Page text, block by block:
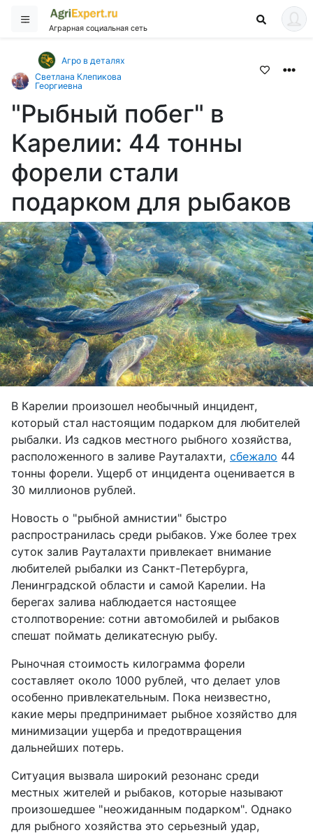
Аграрная социальная сеть
Агро в деталях
Светлана Клепикова
Георгиевна
"Рыбный побег" в
Карелии: 44 тонны
форели стали
подарком для рыбаков
В Карелии произошел необычный инцидент,
который стал настоящим подарком для любителей
рыбалки. Из садков местного рыбного хозяйства,
расположенного в заливе Рауталахти, сбежало 44
тонны форели. Ущерб от инцидента оценивается в
30 миллионов рублей.
Новость о "рыбной амнистии" быстро
распространилась среди рыбаков. Уже более трех
суток залив Рауталахти привлекает внимание
любителей рыбалки из Санкт-Петербурга,
Ленинградской области и самой Карелии. На
берегах залива наблюдается настоящее
столпотворение: сотни автомобилей и рыбаков
спешат поймать деликатесную рыбу.
Рыночная стоимость килограмма форели
составляет около 1000 рублей, что делает улов
особенно привлекательным. Пока неизвестно,
какие меры предпринимает рыбное хозяйство для
минимизации ущерба и предотвращения
дальнейших потерь.
Ситуация вызвала широкий резонанс среди
местных жителей и рыбаков, которые называют
произошедшее "неожиданным подарком". Однако
для рыбного хозяйства это серьезный удар,